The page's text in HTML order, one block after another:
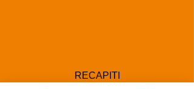
RECAPITI